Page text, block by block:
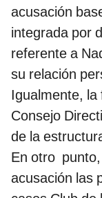
acusación
integrada por
referente a
su relación
Igualmente, la
Consejo
de la
En otro
acusación las